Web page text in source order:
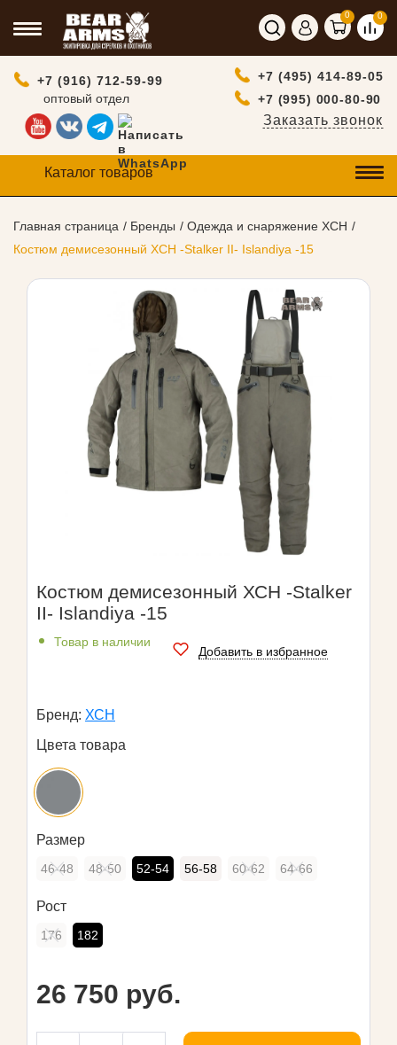
0 0
+7 (916) 712-59-99
оптовый отдел
+7 (495) 414-89-05
+7 (995) 000-80-90
Заказать звонок
Каталог товаров
Главная страница Бренды
Одежда и снаряжение ХСН
Костюм демисезонный ХСН -Stalker II- Islandiya -15
Костюм демисезонный ХСН -Stalker
II- Islandiya -15
Товар в наличии
Добавить в избранное
Бренд: ХСН
Цвета товара
Размер
46-48 48-50 52-54 56-58 60-62 64-66
Рост
176 182
26 750 руб.